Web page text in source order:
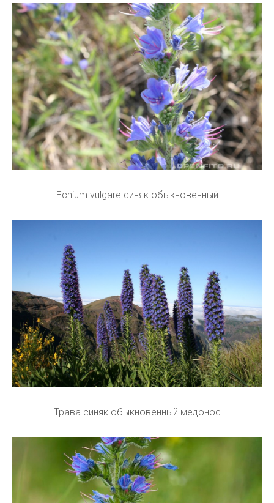
Echium vulgare синяк обыкновенный
Трава синяк обыкновенный медонос